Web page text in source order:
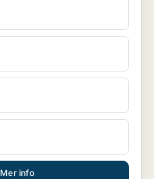
Mer info